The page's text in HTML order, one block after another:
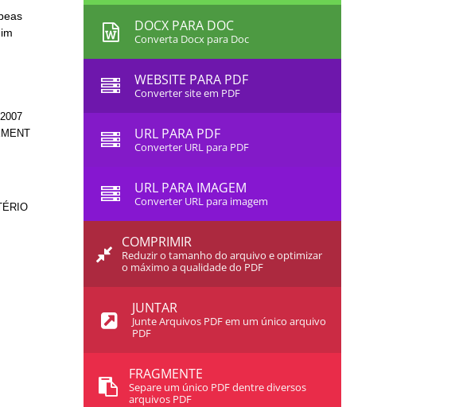
DOCX PARA DOC
Converta Docx para Doc
WEBSITE PARA PDF
Converter site em PDF
URL PARA PDF
Converter URL para PDF
URL PARA IMAGEM
Converter URL para imagem
COMPRIMIR
Reduzir o tamanho do arquivo e optimizar
o máximo a qualidade do PDF
JUNTAR
Junte Arquivos PDF em um único arquivo
PDF
FRAGMENTE
Separe um único PDF dentre diversos
arquivos PDF